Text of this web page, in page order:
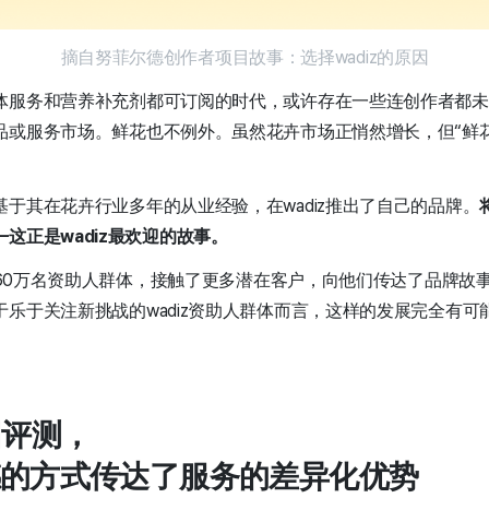
摘自努菲尔德创作者项目故事：选择wadiz的原因
服务和营养补充剂都可订阅的时代，或许存在一些连创作者都
或服务市场。鲜花也不例外。虽然花卉市场正悄然增长，但“鲜
于其在花卉行业多年的从业经验，在wadiz推出了自己的品牌。
正是wadiz最欢迎的故事。
万名资助人群体，接触了更多潜在客户，向他们传达了品牌故
乐于关注新挑战的wadiz资助人群体而言，这样的发展完全有可
测，
方式传达了服务的差异化优势